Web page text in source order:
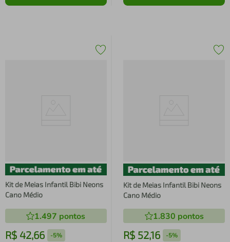
Kit de Meias Infantil Bibi Neons
Cano Médio
1.497 pontos
R$ 42,66 -5%
Kit de Meias Infantil Bibi Neons
Cano Médio
1.830 pontos
R$ 52,16 -5%